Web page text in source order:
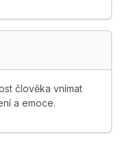
člověka vnímat
a emoce.